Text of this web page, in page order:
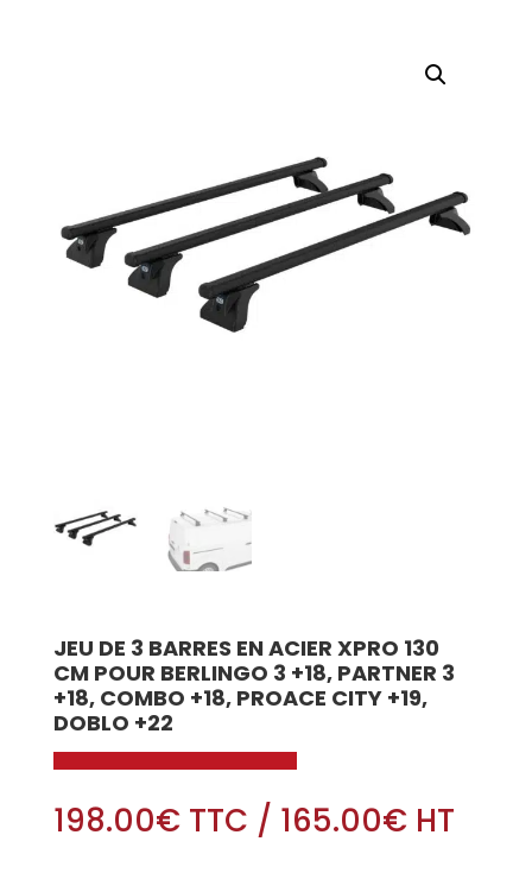
JEU DE 3 BARRES EN ACIER XPRO 130
CM POUR BERLINGO 3 +18, PARTNER 3
+18, COMBO +18, PROACE CITY +19,
DOBLO +22
198.00€TTC / 165.00€HT